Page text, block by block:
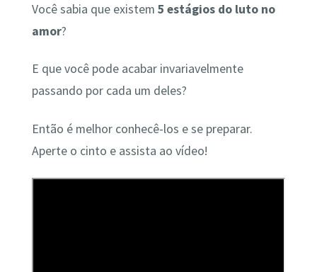
Você sabia que existem 5 estágios do luto no
amor?
E que você pode acabar invariavelmente
passando por cada um deles?
Então é melhor conhecê-los e se preparar.
Aperte o cinto e assista ao vídeo!